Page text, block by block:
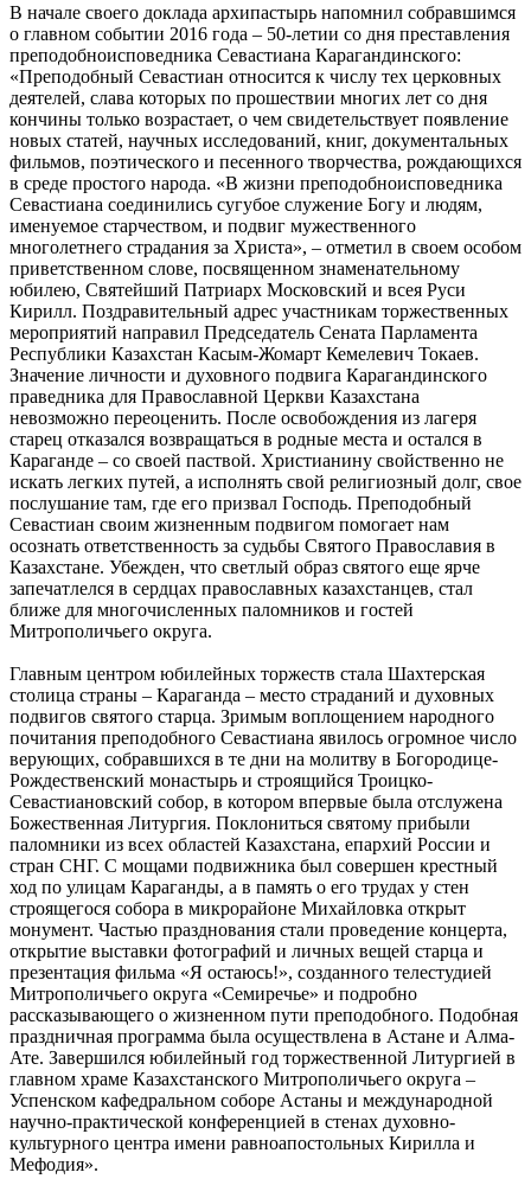
В начале своего доклада архипастырь напомнил собравшимся
о главном событии 2016 года – 50-летии со дня преставления
преподобноисповедника Севастиана Карагандинского:
«Преподобный Севастиан относится к числу тех церковных
деятелей, слава которых по прошествии многих лет со дня
кончины только возрастает, о чем свидетельствует появление
новых статей, научных исследований, книг, документальных
фильмов, поэтического и песенного творчества, рождающихся
в среде простого народа. «В жизни преподобноисповедника
Севастиана соединились сугубое служение Богу и людям,
именуемое старчеством, и подвиг мужественного
многолетнего страдания за Христа», – отметил в своем особом
приветственном слове, посвященном знаменательному
юбилею, Святейший Патриарх Московский и всея Руси
Кирилл. Поздравительный адрес участникам торжественных
мероприятий направил Председатель Сената Парламента
Республики Казахстан Касым-Жомарт Кемелевич Токаев.
Значение личности и духовного подвига Карагандинского
праведника для Православной Церкви Казахстана
невозможно переоценить. После освобождения из лагеря
старец отказался возвращаться в родные места и остался в
Караганде – со своей паствой. Христианину свойственно не
искать легких путей, а исполнять свой религиозный долг, свое
послушание там, где его призвал Господь. Преподобный
Севастиан своим жизненным подвигом помогает нам
осознать ответственность за судьбы Святого Православия в
Казахстане. Убежден, что светлый образ святого еще ярче
запечатлелся в сердцах православных казахстанцев, стал
ближе для многочисленных паломников и гостей
Митрополичьего округа.
Главным центром юбилейных торжеств стала Шахтерская
столица страны – Караганда – место страданий и духовных
подвигов святого старца. Зримым воплощением народного
почитания преподобного Севастиана явилось огромное число
верующих, собравшихся в те дни на молитву в Богородице-
Рождественский монастырь и строящийся Троицко-
Севастиановский собор, в котором впервые была отслужена
Божественная Литургия. Поклониться святому прибыли
паломники из всех областей Казахстана, епархий России и
стран СНГ. С мощами подвижника был совершен крестный
ход по улицам Караганды, а в память о его трудах у стен
строящегося собора в микрорайоне Михайловка открыт
монумент. Частью празднования стали проведение концерта,
открытие выставки фотографий и личных вещей старца и
презентация фильма «Я остаюсь!», созданного телестудией
Митрополичьего округа «Семиречье» и подробно
рассказывающего о жизненном пути преподобного. Подобная
праздничная программа была осуществлена в Астане и Алма-
Ате. Завершился юбилейный год торжественной Литургией в
главном храме Казахстанского Митрополичьего округа –
Успенском кафедральном соборе Астаны и международной
научно-практической конференцией в стенах духовно-
культурного центра имени равноапостольных Кирилла и
Мефодия».